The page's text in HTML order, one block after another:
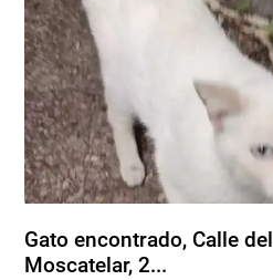
Gato encontrado, Calle del
Moscatelar, 2...